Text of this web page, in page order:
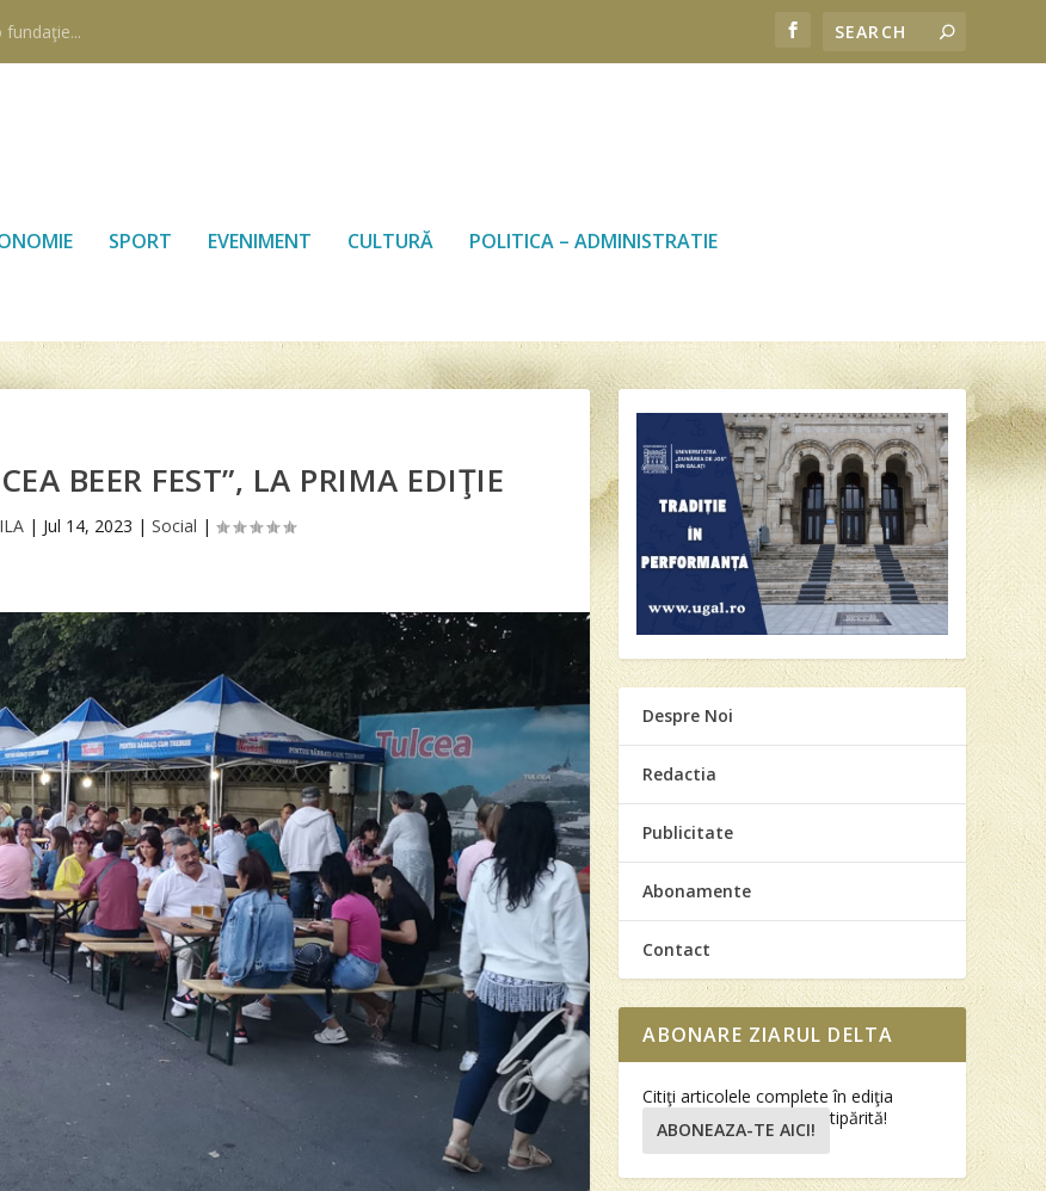
SPORT EVENIMENT CULTURĂ POLITICA – ADMINISTRATIE
BEER FEST”, LA PRIMA EDIŢIE
| Jul 14, 2023 |Social |
Despre Noi
Redactia
Publicitate
Abonamente
Contact
ABONARE ZIARUL DELTA
Citiţi articolele complete în ediţia
tipărită!
ABONEAZA-TE AICI!